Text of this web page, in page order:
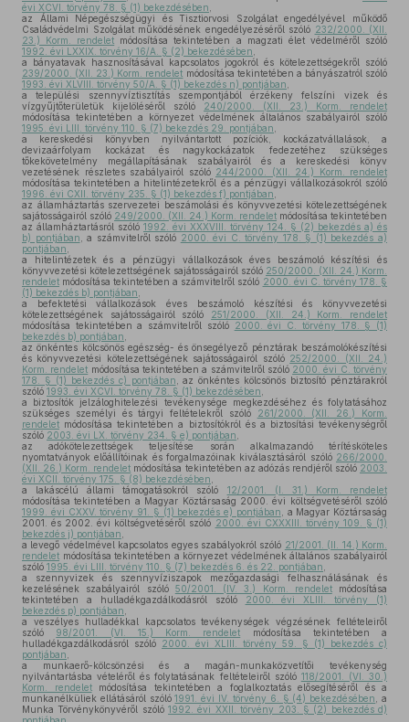
évi XCVI. törvény 78. § (1) bekezdésében
az Állami Népegészségügyi és Tisztiorvosi Szolgálat engedélyével működő
Családvédelmi Szolgálat működésének engedélyezéséről szóló 232/2000. (XII.
23.) Korm. rendelet módosítása tekintetében a magzati élet védelméről szóló
1992. évi LXXIX. törvény 16/A. § (2) bekezdésében
a bányatavak hasznosításával kapcsolatos jogokról és kötelezettségekről szóló
239/2000. (XII. 23.) Korm. rendelet módosítása tekintetében a bányászatról szóló
1993. évi XLVIII. törvény 50/A. § (1) bekezdés n) pontjában
a települési szennyvíztisztítás szempontjából érzékeny felszíni vizek és
vízgyűjtőterületük kijelöléséről szóló 240/2000. (XII. 23.) Korm. rendelet
módosítása tekintetében a környezet védelmének általános szabályairól szóló
1995. évi LIII. törvény 110. § (7) bekezdés 29. pontjában
a kereskedési könyvben nyilvántartott pozíciók, kockázatvállalások, a
devizaárfolyam kockázat és nagykockázatok fedezetéhez szükséges
tőkekövetelmény megállapításának szabályairól és a kereskedési könyv
vezetésének részletes szabályairól szóló 244/2000. (XII. 24.) Korm. rendelet
módosítása tekintetében a hitelintézetekről és a pénzügyi vállalkozásokról szóló
1996. évi CXII. törvény 235. § (1) bekezdés f) pontjában
az államháztartás szervezetei beszámolási és könyvvezetési kötelezettségének
sajátosságairól szóló 249/2000. (XII. 24.) Korm. rendelet módosítása tekintetében
az államháztartásról szóló 1992. évi XXXVIII. törvény 124. § (2) bekezdés a) és
b) pontjában , a számvitelről szóló 2000. évi C. törvény 178. § (1) bekezdés a)
pontjában
a hitelintézetek és a pénzügyi vállalkozások éves beszámoló készítési és
könyvvezetési kötelezettségének sajátosságairól szóló 250/2000. (XII. 24.) Korm.
rendelet módosítása tekintetében a számvitelről szóló 2000. évi C. törvény 178. §
(1) bekezdés b) pontjában
a befektetési vállalkozások éves beszámoló készítési és könyvvezetési
kötelezettségének sajátosságairól szóló 251/2000. (XII. 24.) Korm. rendelet
módosítása tekintetében a számvitelről szóló 2000. évi C. törvény 178. § (1)
bekezdés b) pontjában
az önkéntes kölcsönös egészség- és önsegélyező pénztárak beszámolókészítési
és könyvvezetési kötelezettségének sajátosságairól szóló 252/2000. (XII. 24.)
Korm. rendelet módosítása tekintetében a számvitelről szóló 2000. évi C. törvény
178. § (1) bekezdés c) pontjában , az önkéntes kölcsönös biztosító pénztárakról
szóló 1993. évi XCVI. törvény 78. § (1) bekezdésében
a biztosítók jelzáloghitelezési tevékenysége megkezdéséhez és folytatásához
szükséges személyi és tárgyi feltételekről szóló
261/2000. (XII. 26.) Korm.
rendelet módosítása tekintetében a biztosítókról és a biztosítási tevékenységről
szóló 2003. évi LX. törvény 234. § e) pontjában
az adókötelezettségek teljesítése során alkalmazandó térítésköteles
nyomtatványok előállítóinak és forgalmazóinak kiválasztásáról szóló 266/2000.
(XII. 26.) Korm. rendelet módosítása tekintetében az adózás rendjéről szóló 2003.
évi XCII. törvény 175. § (8) bekezdésében
a lakáscélú állami támogatásokról szóló 12/2001. (I. 31.) Korm. rendelet
módosítása tekintetében a Magyar Köztársaság 2000. évi költségvetéséről szóló
1999. évi CXXV. törvény 91. § (1) bekezdés e) pontjában , a Magyar Köztársaság
2001. és 2002. évi költségvetéséről szóló 2000. évi CXXXIII. törvény 109. § (1)
bekezdés j) pontjában
a levegő védelmével kapcsolatos egyes szabályokról szóló 21/2001. (II. 14.) Korm.
rendelet módosítása tekintetében a környezet védelmének általános szabályairól
szóló 1995. évi LIII. törvény 110. § (7) bekezdés 6. és 22. pontjában
a szennyvizek és szennyvíziszapok mezőgazdasági felhasználásának és
kezelésének szabályairól szóló 50/2001. (IV. 3.) Korm. rendeletmódosítása
tekintetében a hulladékgazdálkodásról szóló
2000. évi XLIII. törvény (1)
bekezdés p) pontjában
a veszélyes hulladékkal kapcsolatos tevékenységek végzésének feltételeiről
szóló 98/2001. (VI. 15.) Korm. rendelet módosítása tekintetében a
hulladékgazdálkodásról szóló 2000. évi XLIII. törvény 59. § (1) bekezdés c)
pontjában
a munkaerő-kölcsönzési és a magán-munkaközvetítői tevékenység
nyilvántartásba vételéről és folytatásának feltételeiről szóló 118/2001. (VI. 30.)
Korm. rendeletmódosítása tekintetében a foglalkoztatás elősegítéséről és a
munkanélküliek ellátásáról szóló1991. évi IV. törvény 6. § (4) bekezdésében
, a
Munka Törvénykönyvéről szóló1992. évi XXII. törvény 203. § (2) bekezdés d)